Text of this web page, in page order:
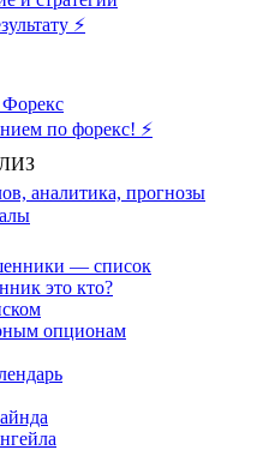
⚡️
по форекс! ⚡
аналитика, прогнозы
— список
это кто?
опционам